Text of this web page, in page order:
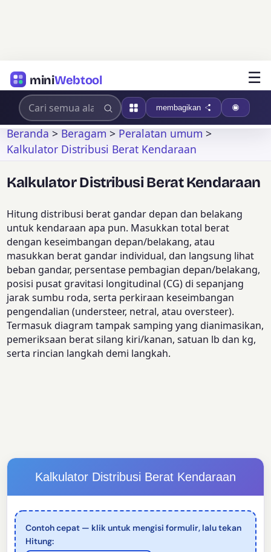
miniWebtool ☰
membagikan
Beranda>Beragam>Peralatan umum>
Kalkulator Distribusi Berat Kendaraan
Kalkulator Distribusi Berat Kendaraan
Hitung distribusi berat gandar depan dan belakang
untuk kendaraan apa pun. Masukkan total berat
dengan keseimbangan depan/belakang, atau
masukkan berat gandar individual, dan langsung lihat
beban gandar, persentase pembagian depan/belakang,
posisi pusat gravitasi longitudinal (CG) di sepanjang
jarak sumbu roda, serta perkiraan keseimbangan
pengendalian (understeer, netral, atau oversteer).
Termasuk diagram tampak samping yang dianimasikan,
pemeriksaan berat silang kiri/kanan, satuan lb dan kg,
serta rincian langkah demi langkah.
Kalkulator Distribusi Berat Kendaraan
Contoh cepat — klik untuk mengisi formulir, lalu tekan
Hitung: